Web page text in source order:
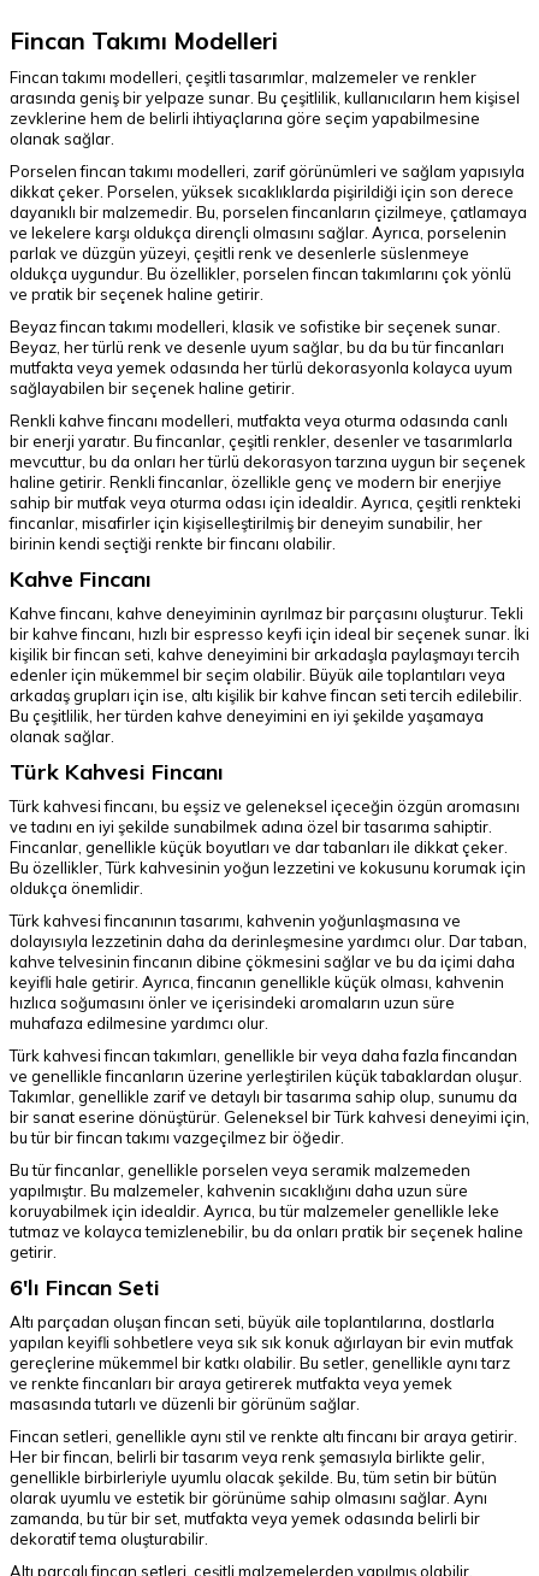
Fincan Takımı Modelleri
Fincan takımı modelleri, çeşitli tasarımlar, malzemeler ve renkler
arasında geniş bir yelpaze sunar. Bu çeşitlilik, kullanıcıların hem kişisel
zevklerine hem de belirli ihtiyaçlarına göre seçim yapabilmesine
olanak sağlar.
Porselen fincan takımı modelleri, zarif görünümleri ve sağlam yapısıyla
dikkat çeker. Porselen, yüksek sıcaklıklarda pişirildiği için son derece
dayanıklı bir malzemedir. Bu, porselen fincanların çizilmeye, çatlamaya
ve lekelere karşı oldukça dirençli olmasını sağlar. Ayrıca, porselenin
parlak ve düzgün yüzeyi, çeşitli renk ve desenlerle süslenmeye
oldukça uygundur. Bu özellikler, porselen fincan takımlarını çok yönlü
ve pratik bir seçenek haline getirir.
Beyaz fincan takımı modelleri, klasik ve sofistike bir seçenek sunar.
Beyaz, her türlü renk ve desenle uyum sağlar, bu da bu tür fincanları
mutfakta veya yemek odasında her türlü dekorasyonla kolayca uyum
sağlayabilen bir seçenek haline getirir.
Renkli kahve fincanı modelleri, mutfakta veya oturma odasında canlı
bir enerji yaratır. Bu fincanlar, çeşitli renkler, desenler ve tasarımlarla
mevcuttur, bu da onları her türlü dekorasyon tarzına uygun bir seçenek
haline getirir. Renkli fincanlar, özellikle genç ve modern bir enerjiye
sahip bir mutfak veya oturma odası için idealdir. Ayrıca, çeşitli renkteki
fincanlar, misafirler için kişiselleştirilmiş bir deneyim sunabilir, her
birinin kendi seçtiği renkte bir fincanı olabilir.
Kahve Fincanı
Kahve fincanı, kahve deneyiminin ayrılmaz bir parçasını oluşturur. Tekli
bir kahve fincanı, hızlı bir espresso keyfi için ideal bir seçenek sunar. İki
kişilik bir fincan seti, kahve deneyimini bir arkadaşla paylaşmayı tercih
edenler için mükemmel bir seçim olabilir. Büyük aile toplantıları veya
arkadaş grupları için ise, altı kişilik bir kahve fincan seti tercih edilebilir.
Bu çeşitlilik, her türden kahve deneyimini en iyi şekilde yaşamaya
olanak sağlar.
Türk Kahvesi Fincanı
Türk kahvesi fincanı, bu eşsiz ve geleneksel içeceğin özgün aromasını
ve tadını en iyi şekilde sunabilmek adına özel bir tasarıma sahiptir.
Fincanlar, genellikle küçük boyutları ve dar tabanları ile dikkat çeker.
Bu özellikler, Türk kahvesinin yoğun lezzetini ve kokusunu korumak için
oldukça önemlidir.
Türk kahvesi fincanının tasarımı, kahvenin yoğunlaşmasına ve
dolayısıyla lezzetinin daha da derinleşmesine yardımcı olur. Dar taban,
kahve telvesinin fincanın dibine çökmesini sağlar ve bu da içimi daha
keyifli hale getirir. Ayrıca, fincanın genellikle küçük olması, kahvenin
hızlıca soğumasını önler ve içerisindeki aromaların uzun süre
muhafaza edilmesine yardımcı olur.
Türk kahvesi fincan takımları, genellikle bir veya daha fazla fincandan
ve genellikle fincanların üzerine yerleştirilen küçük tabaklardan oluşur.
Takımlar, genellikle zarif ve detaylı bir tasarıma sahip olup, sunumu da
bir sanat eserine dönüştürür. Geleneksel bir Türk kahvesi deneyimi için,
bu tür bir fincan takımı vazgeçilmez bir öğedir.
Bu tür fincanlar, genellikle porselen veya seramik malzemeden
yapılmıştır. Bu malzemeler, kahvenin sıcaklığını daha uzun süre
koruyabilmek için idealdir. Ayrıca, bu tür malzemeler genellikle leke
tutmaz ve kolayca temizlenebilir, bu da onları pratik bir seçenek haline
getirir.
6'lı Fincan Seti
Altı parçadan oluşan fincan seti, büyük aile toplantılarına, dostlarla
yapılan keyifli sohbetlere veya sık sık konuk ağırlayan bir evin mutfak
gereçlerine mükemmel bir katkı olabilir. Bu setler, genellikle aynı tarz
ve renkte fincanları bir araya getirerek mutfakta veya yemek
masasında tutarlı ve düzenli bir görünüm sağlar.
Fincan setleri, genellikle aynı stil ve renkte altı fincanı bir araya getirir.
Her bir fincan, belirli bir tasarım veya renk şemasıyla birlikte gelir,
genellikle birbirleriyle uyumlu olacak şekilde. Bu, tüm setin bir bütün
olarak uyumlu ve estetik bir görünüme sahip olmasını sağlar. Aynı
zamanda, bu tür bir set, mutfakta veya yemek odasında belirli bir
dekoratif tema oluşturabilir.
Altı parçalı fincan setleri, çeşitli malzemelerden yapılmış olabilir.